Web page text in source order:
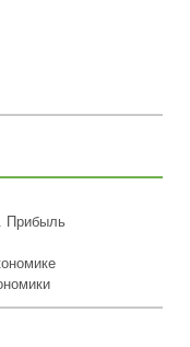
Прибыль